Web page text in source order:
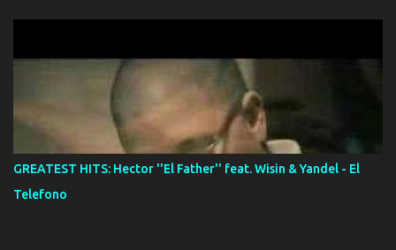
GREATEST HITS: Hector ''El Father'' feat. Wisin & Yandel - El
Telefono